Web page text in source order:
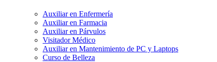
Auxiliar en Enfermería
Auxiliar en Farmacia
Auxiliar en Párvulos
Visitador Médico
Auxiliar en Mantenimiento de PC y Laptops
Curso de Belleza